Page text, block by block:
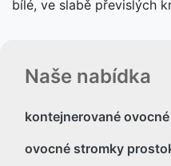
Naše nabídka
kontejnerované
ovocné stromky
bílé, ve slabě převislých